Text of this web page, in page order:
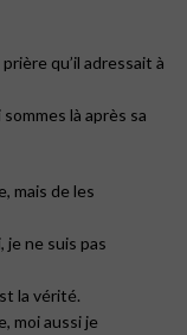
qu’il adressait à
là après sa
mais de les
je ne suis pas
la vérité.
moi aussi je